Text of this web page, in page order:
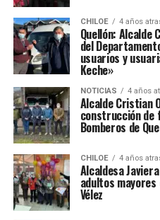
CHILOE 4 años
Quellón: Alcalde
del
usuarios y
Keche»
NOTICIAS 4 años
Alcalde Cristian
construcción de
Bomberos de
CHILOE 4 años
Alcaldesa
adultos mayores
Vélez